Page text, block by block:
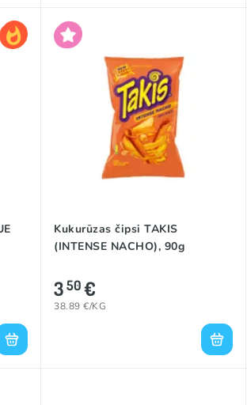
Kukurūzas čipsi TAKIS
(INTENSE NACHO), 90g
350€
38.89 €/KG